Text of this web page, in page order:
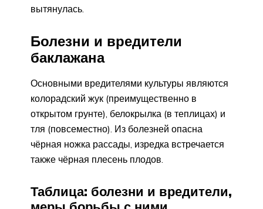
вытянулась.
Болезни и вредители
баклажана
Основными вредителями культуры являются
колорадский жук (преимущественно в
открытом грунте), белокрылка (в теплицах) и
тля (повсеместно). Из болезней опасна
чёрная ножка рассады, изредка встречается
также чёрная плесень плодов.
Таблица: болезни и вредители,